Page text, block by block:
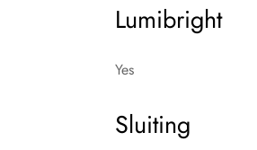
Lumibright
Yes
Sluiting